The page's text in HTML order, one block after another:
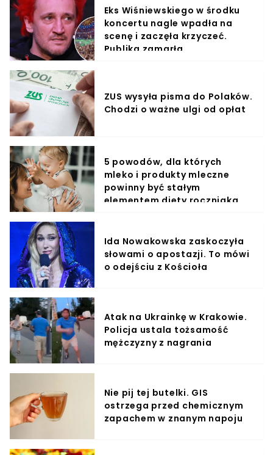
Eks Wiśniewskiego w środku
koncertu nagle wpadła na
scenę i zaczęła krzyczeć.
Publika zamarła
ZUS wysyła pisma do Polaków.
Chodzi o ważne ulgi od opłat
5 powodów, dla których
mleko i produkty mleczne
powinny być stałym
elementem diety roczniaka
Ida Nowakowska zaskoczyła
słowami o apostazji. To mówi
o odejściu z Kościoła
Atak na Ukrainkę w Krakowie.
Policja ustala tożsamość
mężczyzny z nagrania
Nie pij tej butelki. GIS
ostrzega przed chemicznym
zapachem w znanym napoju